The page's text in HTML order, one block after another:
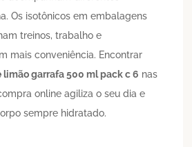
Os isotônicos em embalagens
treinos, trabalho e
mais conveniência. Encontrar
limão garrafa 500 ml pack c 6 nas
online agiliza o seu dia e
sempre hidratado.